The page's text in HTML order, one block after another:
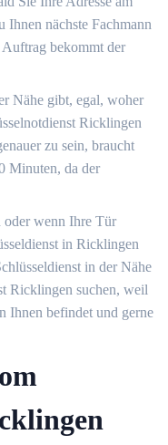
Ihnen nächste Fachmann
bekommt der
Nähe gibt, egal, woher
Ricklingen
zu sein, braucht
Minuten, da der
oder wenn Ihre Tür
in Ricklingen
in der Nähe
Ricklingen suchen, weil
Ihnen befindet und gerne